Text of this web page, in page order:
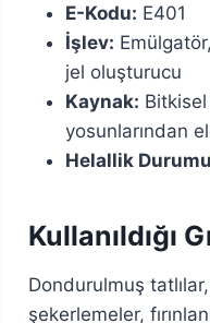
E-Kodu: E401
İşlev:
jel oluşturucu
Kaynak:
yosunlarından
Helallik
Kullanıldığı
Dondurulmuş
şekerlemeler,